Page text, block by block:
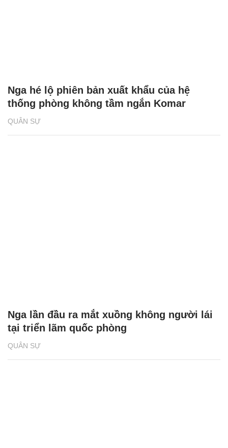
QUÂN SỰ
Nga hé lộ phiên bản xuất khẩu của hệ
thống phòng không tầm ngắn Komar
QUÂN SỰ
Nga lần đầu ra mắt xuồng không người lái
tại triển lãm quốc phòng